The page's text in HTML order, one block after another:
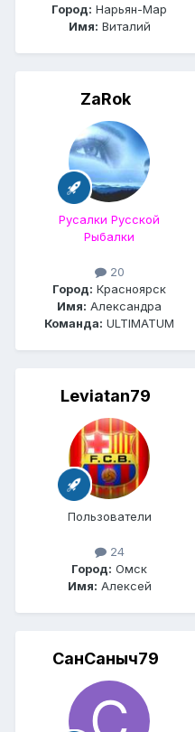
Город: Нарьян-Мар
Имя: Виталий
ZaRok
Русалки Русской
Рыбалки
20
Город: Красноярск
Имя: Александра
Команда: ULTIMATUM
Leviatan79
Пользователи
24
Город: Омск
Имя: Алексей
СанСаныч79